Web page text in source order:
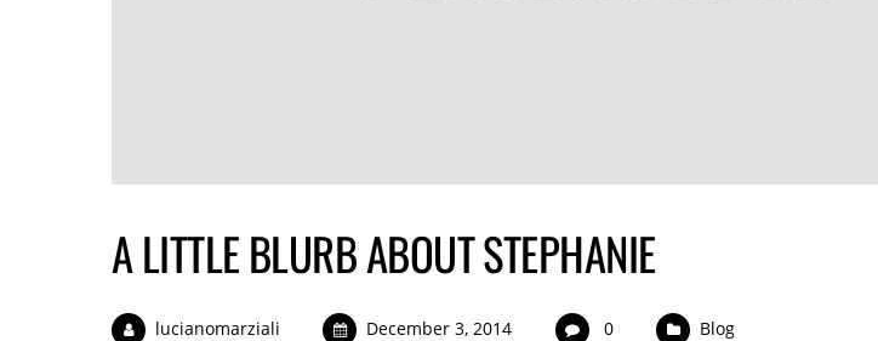
A LITTLE BLURB ABOUT STEPHANIE
lucianomarziali December 3, 2014 0 Blog